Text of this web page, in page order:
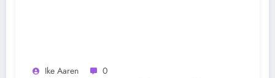
Ike Aaren 0